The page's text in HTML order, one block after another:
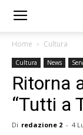
Home Cultura
Cultura News
Ritorna
“Tutti a
Di redazione 2 - 4